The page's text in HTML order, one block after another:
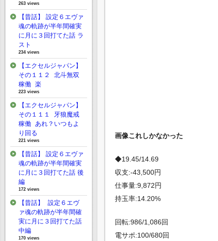
画像これしかなかった
◆19.45/14.69
収支:-43,500円
仕事量:9,872円
持玉率:14.20%
回転:986/1,086回
電サポ:100/680回
263 views
【昔話】 設定６エヴァ
魂の軌跡が半年間確実
に月に３回打てた話 ラ
スト
234 views
【エクセルジャパン】
その１１２ 北斗無双
稼働 楽
223 views
【エクセルジャパン】
その１１１ 牙狼魔戒
稼働 あれ？いつもよ
り回る
221 views
【昔話】 設定６エヴァ
魂の軌跡が半年間確実
に月に３回打てた話 後
編
172 views
【昔話】 設定６エヴ
ァ魂の軌跡が半年間確
実に月に３回打てた話
中編
170 views